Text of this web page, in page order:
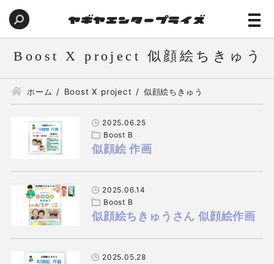
Boost X project 似顔絵ちきゅう
ホーム Boost X project 似顔絵ちきゅう
2025.06.25
Boost B
似顔絵 作画
2025.06.14
Boost B
似顔絵ちきゅうさん 似顔絵作画
2025.05.28